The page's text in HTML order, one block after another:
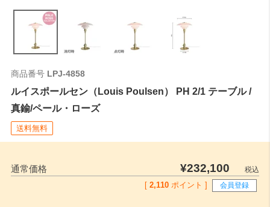
商品番号 LPJ-4858
ルイスポールセン（Louis Poulsen） PH 2/1 テーブル /
真鍮/ペール・ローズ
送料無料
通常価格 ¥232,100
税込
[ 2,110 ポイント ] 会員登録